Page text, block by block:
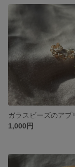
1,000円